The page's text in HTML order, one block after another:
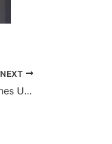
NEXT
Imagine Dragons, Sting, Bones UK și Pusha T, printre artiștii care au creat coloana sonoră a serialului Arcane